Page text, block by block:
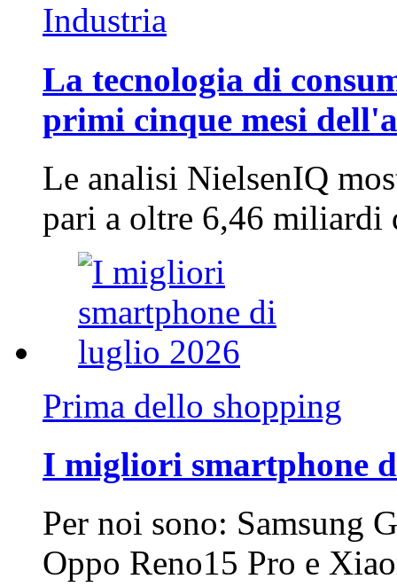
Industria
La tecnologia di
primi cinque mesi
Le analisi NielsenIQ
pari a oltre 6,46
Prima dello shopping
I migliori smartphone
Per noi sono: Samsung
Oppo Reno15 Pro e